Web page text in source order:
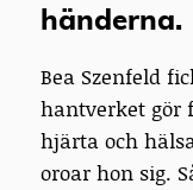
händerna.
Bea Szenfeld
hantverket gör
hjärta och
oroar hon sig.